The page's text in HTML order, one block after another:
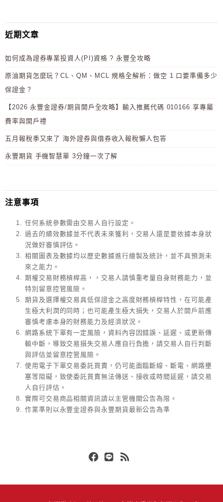
近期文章
如何成為證券專業投資人(PI)資格 ? 永豐全攻略
原油期貨怎麼玩？CL、QM、MCL 規格全解析：做空 1 口要準備多少
保證金？
【2026 永豐金證券/期貨開戶全攻略】輸入推薦代碼 010166 享專屬
費率與開戶禮
五月報稅季又來了 海外證券與借券收入報稅懶人包答
永豐期貨 手機智慧單 3分鐘一次了解
注意事項
任何系統參數需由交易人自行設定。
過去的績效數據並不代表未來獲利，交易人還是要依據本身狀
況做好審慎評估。
相關圖表及數據均以歷史數據進行繪製及統計，並不具預測未
來之能力。
期權交易財務槓桿高，，交易人請慎重考量自身財務能力，並
特別留意控管風險。
期貨及選擇權交易具低保證金之高度財務槓桿特性，在可能產
生極大利潤的同時；也可能產生極大損失，交易人於開戶前應
審慎考慮本身的財務能力及經濟狀況。
網路系統下單有一定風險，資料內容因錯誤、延遲、或更新傳
輸中斷，導致交易損失交易人應自行負擔，請交易人自行判斷
與評估並留意控管風險。
使用電子下單交易委託買賣，仍可能面臨斷線、斷電、網路壅
塞等阻礙，致使委託買賣無法傳送、接收或時間延遲，請交易
人自行評估。
實際可交易商品相關資訊請以主管機關公告為限。
作業準則以永豐金證券與永豐期貨最新公告為準